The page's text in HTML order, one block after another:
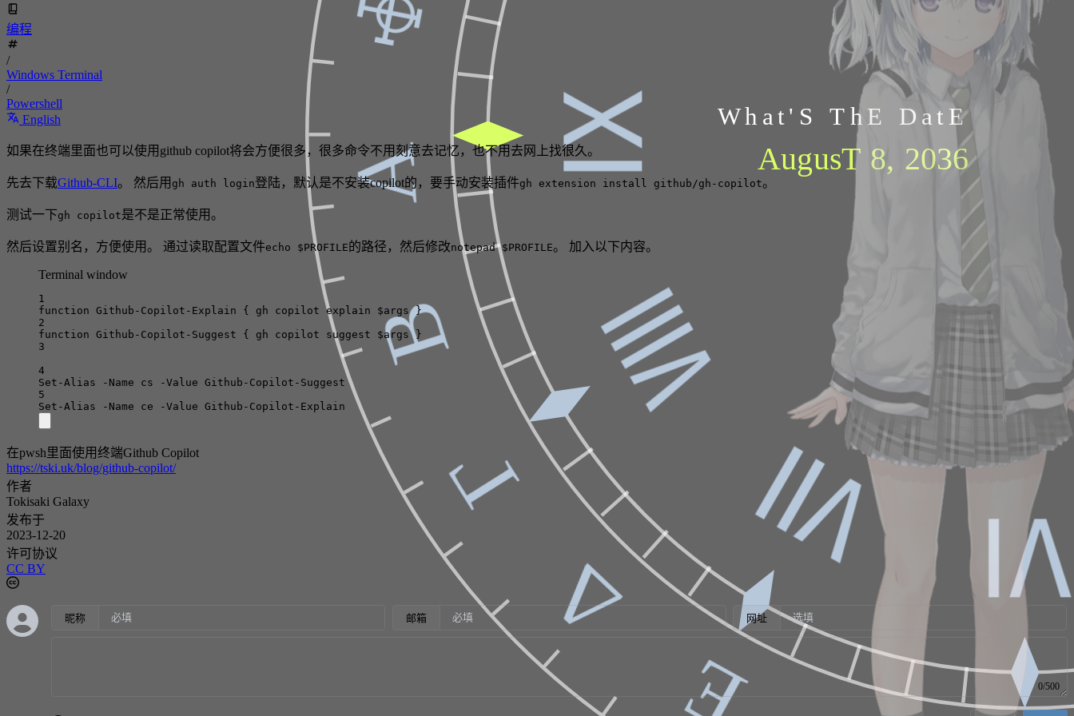
编程
/
Windows Terminal
/
Powershell
English
如果在终端里面也可以使用github copilot将会方便很多，很多命令不用刻意去记忆，也不用去网上找很久。
先去下载Github-CLI。 然后用 gh auth login登陆，默认是不安装copilot的，要手动安装插件gh extension install github/gh-copilot。
测试一下gh copilot是不是正常使用。
然后设置别名，方便使用。 通过读取配置文件echo $PROFILE的路径，然后修改notepad $PROFILE。 加入以下内容。
Terminal window
1
function Github-Copilot-Explain { gh copilot explain $args }
2
function Github-Copilot-Suggest { gh copilot suggest $args }
3
4
Set-Alias
-Name cs -Value Github-Copilot-Suggest
5
Set-Alias
-Name ce -Value Github-Copilot-Explain
在pwsh里面使用终端Github Copilot
https://tski.uk/blog/github-copilot/
作者
Tokisaki Galaxy
发布于
2023-12-20
许可协议
CC BY
昵称 邮箱 网址
0/500
Ⅶ
Ⅷ
Ⅸ
Δ
Γ
Β
Α
What'S ThE DatE
AugusT 8, 2036